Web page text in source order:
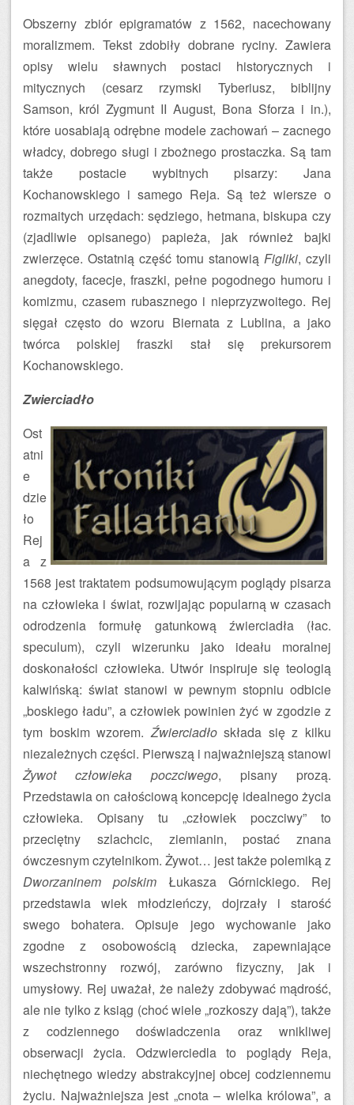
Obszerny zbiór epigramatów z 1562, nacechowany
moralizmem. Tekst zdobiły dobrane ryciny. Zawiera
opisy wielu sławnych postaci historycznych i
mitycznych (cesarz rzymski Tyberiusz, biblijny
Samson, król Zygmunt II August, Bona Sforza i in.),
które uosabiają odrębne modele zachowań – zacnego
władcy, dobrego sługi i zbożnego prostaczka. Są tam
także postacie wybitnych pisarzy: Jana
Kochanowskiego i samego Reja. Są też wiersze o
rozmaitych urzędach: sędziego, hetmana, biskupa czy
(zjadliwie opisanego) papieża, jak również bajki
zwierzęce. Ostatnią część tomu stanowią Figliki, czyli
anegdoty, facecje, fraszki, pełne pogodnego humoru i
komizmu, czasem rubasznego i nieprzyzwoitego. Rej
sięgał często do wzoru Biernata z Lublina, a jako
twórca polskiej fraszki stał się prekursorem
Kochanowskiego.
Zwierciadło
Ost
atni
e
dzie
ło
Rej
a z
1568 jest traktatem podsumowującym poglądy pisarza
na człowieka i świat, rozwijając popularną w czasach
odrodzenia formułę gatunkową źwierciadła (łac.
speculum), czyli wizerunku jako ideału moralnej
doskonałości człowieka. Utwór inspiruje się teologią
kalwińską: świat stanowi w pewnym stopniu odbicie
„boskiego ładu”, a człowiek powinien żyć w zgodzie z
tym boskim wzorem.Źwierciadłoskłada się z kilku
niezależnych części. Pierwszą i najważniejszą stanowi
Żywot człowieka poczciwego, pisany prozą.
Przedstawia on całościową koncepcję idealnego życia
człowieka. Opisany tu „człowiek poczciwy” to
przeciętny szlachcic, ziemianin, postać znana
ówczesnym czytelnikom. Żywot… jest także polemiką z
Dworzaninem polskim Łukasza Górnickiego. Rej
przedstawia wiek młodzieńczy, dojrzały i starość
swego bohatera. Opisuje jego wychowanie jako
zgodne z osobowością dziecka, zapewniające
wszechstronny rozwój, zarówno fizyczny, jak i
umysłowy. Rej uważał, że należy zdobywać mądrość,
ale nie tylko z ksiąg (choć wiele „rozkoszy dają”), także
z codziennego doświadczenia oraz wnikliwej
obserwacji życia. Odzwierciedla to poglądy Reja,
niechętnego wiedzy abstrakcyjnej obcej codziennemu
życiu. Najważniejsza jest „cnota – wielka królowa”, a